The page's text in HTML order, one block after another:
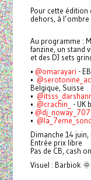
Pour cette édition
dehors, à
Au programme :
fanzine, un stand
et des DJ sets
•⁠ @omarayari -
•⁠ ⁠⁠
Belgique, Suisse
•⁠ ⁠⁠⁠
•⁠ ⁠⁠ @crachin_
- UK
•⁠ @dj_noway_707
•⁠ ⁠
Dimanche 14 juin,
Entrée prix libre
Pas de CB, cash
Visuel : Barbiok 🌞